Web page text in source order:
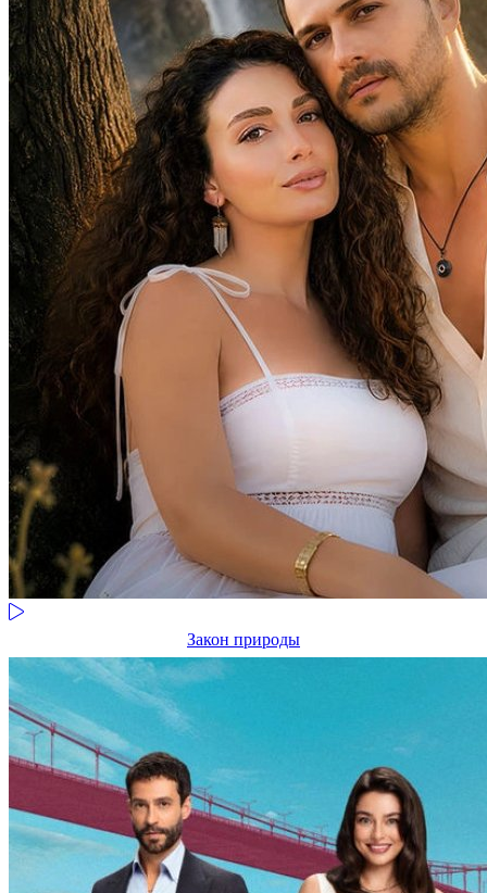
Закон природы